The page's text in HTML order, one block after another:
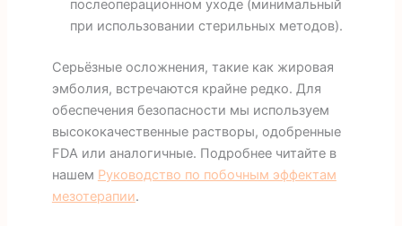
послеоперационном уходе (минимальный
при использовании стерильных методов).
Серьёзные осложнения, такие как жировая
эмболия, встречаются крайне редко. Для
обеспечения безопасности мы используем
высококачественные растворы, одобренные
FDA или аналогичные. Подробнее читайте в
нашем Руководство по побочным эффектам
мезотерапии.